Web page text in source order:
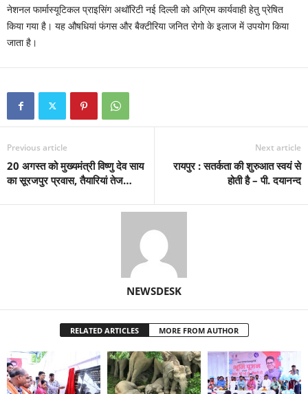
नेशनल फार्मास्यूटिकल प्राइसिंग अथॉरिटी नई दिल्ली को अग्रिम कार्यवाही हेतु प्रेषित
किया गया है। यह औषधियां फंगस और बैक्टीरिया जनित रोगो के इलाज में उपयोग किया
जाता है।
Previous article
20 अगस्त को मुख्यमंत्री विष्णु देव साय
का सूरजपुर प्रवास, तैयारियां तेज…
Next article
रायपुर : सतर्कता की शुरुआत स्वयं से
होती है – पी. दयानन्द
NEWSDESK
RELATED ARTICLES MORE FROM AUTHOR